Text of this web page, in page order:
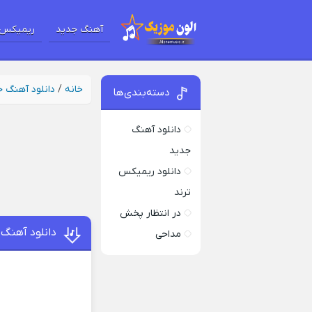
آهنگ جدید
خانه / دانلود آهنگ
دانلود
دسته‌بندی‌ها
دانلود آهنگ
جدید
دانلود ریمیکس
ترند
در انتظار پخش
مداحی